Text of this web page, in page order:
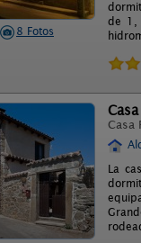
8 Fotos
de 1,
Casa
La